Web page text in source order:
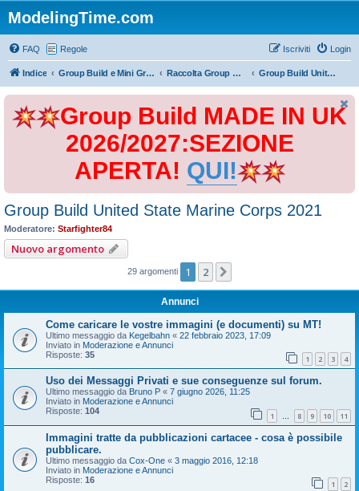
ModelingTime.com
FAQ Regole Login
Iscriviti
Indice Group Build e Mini Group Build Raccolta Group Build Group Build United State Marine Corps 2021
Group Build MADE IN UK
2026/2027:SEZIONE
APERTA! QUI!
Group Build United State Marine Corps 2021
Moderatore: Starfighter84
Nuovo argomento
29 argomenti 1 2
Annunci
Come caricare le vostre immagini (e documenti) su MT!
Ultimo messaggio da Kegelbahn « 22 febbraio 2023, 17:09
Inviato in Moderazione e Annunci
Risposte: 35 1 2 3 4
Uso dei Messaggi Privati e sue conseguenze sul forum.
Ultimo messaggio da Bruno P « 7 giugno 2026, 11:25
Inviato in Moderazione e Annunci
Risposte: 104 1 … 8 9 10 11
Immagini tratte da pubblicazioni cartacee - cosa è possibile
pubblicare.
Ultimo messaggio da Cox-One « 3 maggio 2016, 12:18
Inviato in Moderazione e Annunci
Risposte: 16 1 2